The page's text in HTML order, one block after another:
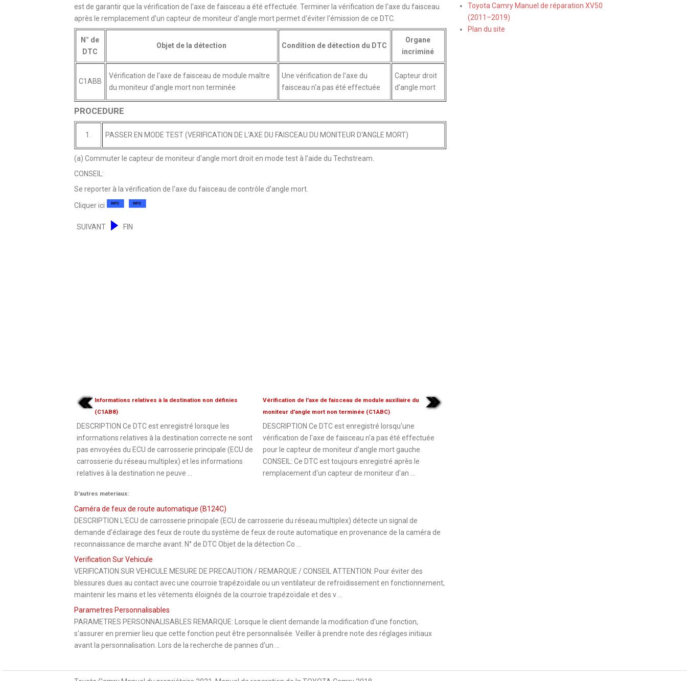
est de garantir que la vérification de l'axe de faisceau a été effectuée. Terminer la vérification de l'axe du faisceau
après le remplacement d'un capteur de moniteur d'angle mort permet d'éviter l'émission de ce DTC.
N° de
DTC
Objet de la détection Condition de détection du DTC
Organe
incriminé
C1ABB
Vérification de l'axe de faisceau de module maître
du moniteur d'angle mort non terminée
Une vérification de l'axe du
faisceau n'a pas été effectuée
Capteur droit
d'angle mort
PROCEDURE
1. PASSER EN MODE TEST (VERIFICATION DE L'AXE DU FAISCEAU DU MONITEUR D'ANGLE MORT)
(a) Commuter le capteur de moniteur d'angle mort droit en mode test à l'aide du Techstream.
CONSEIL:
Se reporter à la vérification de l'axe du faisceau de contrôle d'angle mort.
Cliquer ici
SUIVANT FIN
Informations relatives à la destination non définies
(C1AB8)
DESCRIPTION Ce DTC est enregistré lorsque les
informations relatives à la destination correcte ne sont
pas envoyées du ECU de carrosserie principale (ECU de
carrosserie du réseau multiplex) et les informations
relatives à la destination ne peuve ...
Vérification de l'axe de faisceau de module auxiliaire du
moniteur d'angle mort non terminée (C1ABC)
DESCRIPTION Ce DTC est enregistré lorsqu'une
vérification de l'axe de faisceau n'a pas été effectuée
pour le capteur de moniteur d'angle mort gauche.
CONSEIL: Ce DTC est toujours enregistré après le
remplacement d'un capteur de moniteur d'an ...
D'autres materiaux:
Caméra de feux de route automatique (B124C)
DESCRIPTION L'ECU de carrosserie principale (ECU de carrosserie du réseau multiplex) détecte un signal de
demande d'éclairage des feux de route du système de feux de route automatique en provenance de la caméra de
reconnaissance de marche avant. N° de DTC Objet de la détection Co ...
Verification Sur Vehicule
VERIFICATION SUR VEHICULE MESURE DE PRECAUTION / REMARQUE / CONSEIL ATTENTION: Pour éviter des
blessures dues au contact avec une courroie trapézoïdale ou un ventilateur de refroidissement en fonctionnement,
maintenir les mains et les vêtements éloignés de la courroie trapézoïdale et des v ...
Parametres Personnalisables
PARAMETRES PERSONNALISABLES REMARQUE: Lorsque le client demande la modification d'une fonction,
s'assurer en premier lieu que cette fonction peut être personnalisée. Veiller à prendre note des réglages initiaux
avant la personnalisation. Lors de la recherche de pannes d'un ...
Toyota Camry Manuel de réparation XV50
(2011–2019)
Plan du site